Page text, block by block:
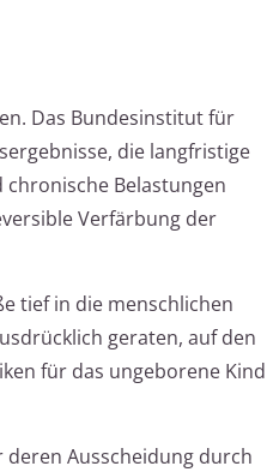
Das Bundesinstitut für
die langfristige
Belastungen
Verfärbung der
tief in die menschlichen
geraten, auf den
für das ungeborene Kind
Ausscheidung durch